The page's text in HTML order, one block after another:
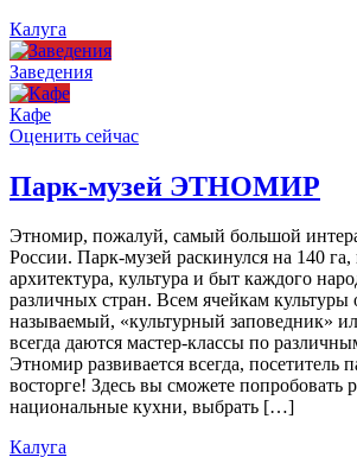
Калуга
Заведения
Кафе
Оценить сейчас
Парк-музей ЭТНОМИР
Этномир, пожалуй, самый большой
России. Парк-музей раскинулся на 140 га,
архитектура, культура и быт каждого
различных стран. Всем ячейкам культуры
называемый, «культурный заповедник»
всегда даются мастер-классы по
Этномир развивается всегда, посетитель
восторге! Здесь вы сможете попробовать
национальные кухни, выбрать […]
Калуга